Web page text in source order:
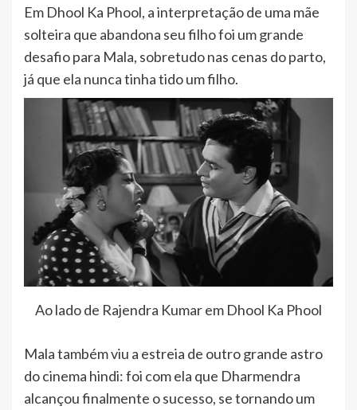
Em Dhool Ka Phool, a interpretação de uma mãe
solteira que abandona seu filho foi um grande
desafio para Mala, sobretudo nas cenas do parto,
já que ela nunca tinha tido um filho.
Ao lado de Rajendra Kumar em Dhool Ka Phool
Mala também viu a estreia de outro grande astro
do cinema hindi: foi com ela que Dharmendra
alcançou finalmente o sucesso, se tornando um